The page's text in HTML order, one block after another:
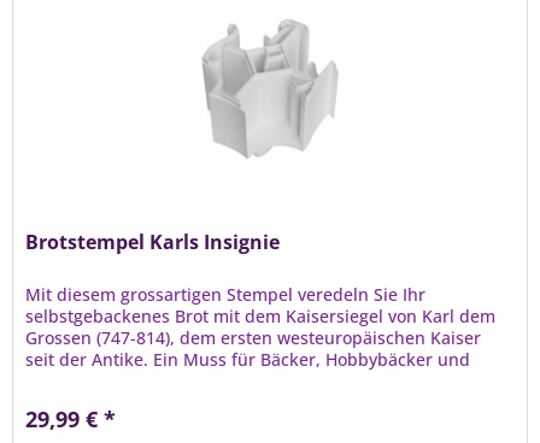
Brotstempel Karls Insignie
Mit diesem grossartigen Stempel veredeln Sie Ihr
selbstgebackenes Brot mit dem Kaisersiegel von Karl dem
Grossen (747-814), dem ersten westeuropäischen Kaiser
seit der Antike. Ein Muss für Bäcker, Hobbybäcker und
29,99 € *